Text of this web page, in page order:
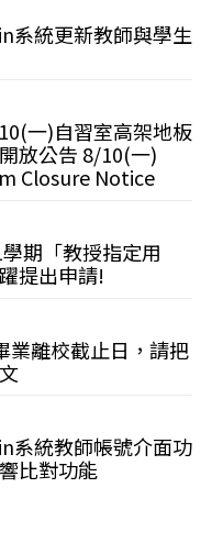
系統更新教師與學生
一)自習室高架地板
放公告 8/10(一)
Closure Notice
期「教授指定用
提出申請!
業離校截止日，請把
系統教師帳號介面功
比對功能